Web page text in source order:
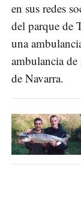
en sus redes
del parque de
una
ambulancia
de Navarra.